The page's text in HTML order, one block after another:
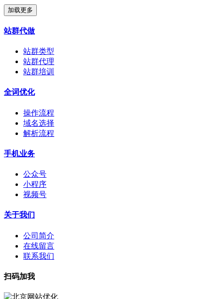
加载更多
站群代做
站群类型
站群代理
站群培训
全词优化
操作流程
域名选择
解析流程
手机业务
公众号
小程序
视频号
关于我们
公司简介
在线留言
联系我们
扫码加我